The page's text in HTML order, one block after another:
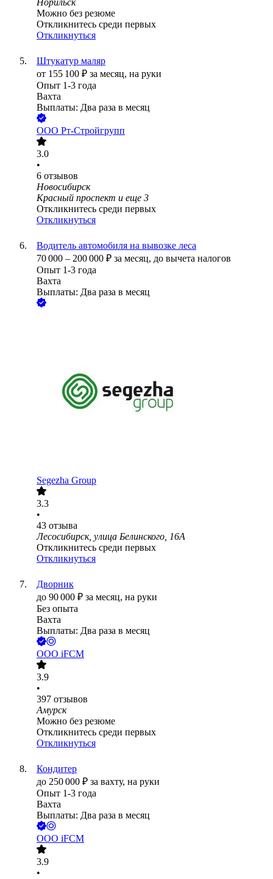
Норильск
Можно без резюме
Откликнитесь среди первых
Откликнуться
Штукатур маляр
от 155 100 ₽ за месяц, на руки
Опыт 1-3 года
Вахта
Выплаты: Два раза в месяц
ООО Рт-Стройгрупп
3.0
•
6 отзывов
Новосибирск
Красный проспект и еще 3
Откликнитесь среди первых
Откликнуться
Водитель автомобиля на вывозке леса
70 000 – 200 000 ₽ за месяц, до вычета налогов
Опыт 1-3 года
Вахта
Выплаты: Два раза в месяц
Segezha Group
3.3
•
43 отзыва
Лесосибирск, улица Белинского, 16А
Откликнитесь среди первых
Откликнуться
Дворник
до 90 000 ₽ за месяц, на руки
Без опыта
Вахта
Выплаты: Два раза в месяц
ООО iFCM
3.9
•
397 отзывов
Амурск
Можно без резюме
Откликнитесь среди первых
Откликнуться
Кондитер
до 250 000 ₽ за вахту, на руки
Опыт 1-3 года
Вахта
Выплаты: Два раза в месяц
ООО iFCM
3.9
•